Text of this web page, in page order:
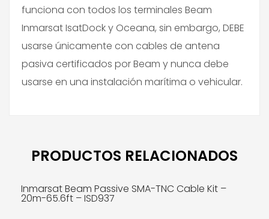
funciona con todos los terminales Beam
Inmarsat IsatDock y Oceana, sin embargo, DEBE
usarse únicamente con cables de antena
pasiva certificados por Beam y nunca debe
usarse en una instalación marítima o vehicular.
PRODUCTOS RELACIONADOS
Inmarsat Beam Passive SMA-TNC Cable Kit –
20m-65.6ft – ISD937